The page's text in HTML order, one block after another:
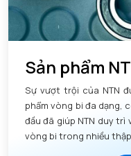
Sản phẩm
Sự vượt trội của NTN
phẩm vòng bi đa dạng,
đầu đã giúp NTN duy
vòng bi trong nhiều